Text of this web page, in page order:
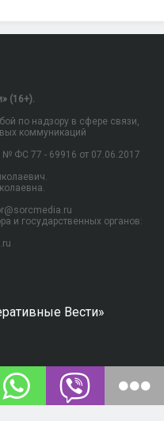
(16+).
по надзору в сфере связи,
коммуникаций
ФС 77 - 69916 от 07.06.2017
и государственных органов:
Вести»